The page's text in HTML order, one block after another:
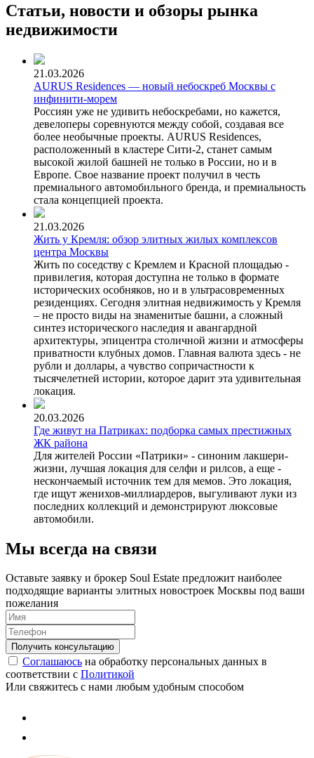
Статьи, новости и обзоры рынка
недвижимости
21.03.2026
AURUS Residences — новый небоскреб Москвы с
инфинити-морем
Россиян уже не удивить небоскребами, но кажется,
девелоперы соревнуются между собой, создавая все
более необычные проекты. AURUS Residences,
расположенный в кластере Сити-2, станет самым
высокой жилой башней не только в России, но и в
Европе. Свое название проект получил в честь
премиального автомобильного бренда, и премиальность
стала концепцией проекта.
21.03.2026
Жить у Кремля: обзор элитных жилых комплексов
центра Москвы
Жить по соседству с Кремлем и Красной площадью -
привилегия, которая доступна не только в формате
исторических особняков, но и в ультрасовременных
резиденциях. Сегодня элитная недвижимость у Кремля
– не просто виды на знаменитые башни, а сложный
синтез исторического наследия и авангардной
архитектуры, эпицентра столичной жизни и атмосферы
приватности клубных домов. Главная валюта здесь - не
рубли и доллары, а чувство сопричастности к
тысячелетней истории, которое дарит эта удивительная
локация.
20.03.2026
Где живут на Патриках: подборка самых престижных
ЖК района
Для жителей России «Патрики» - синоним лакшери-
жизни, лучшая локация для селфи и рилсов, а еще -
нескончаемый источник тем для мемов. Это локация,
где ищут женихов-миллиардеров, выгуливают луки из
последних коллекций и демонстрируют люксовые
автомобили.
Мы всегда на связи
Оставьте заявку и брокер Soul Estate предложит наиболее
подходящие варианты элитных новостроек Москвы под ваши
пожелания
Соглашаюсь на обработку персональных данных в
соответствии с Политикой
Или свяжитесь с нами любым удобным способом